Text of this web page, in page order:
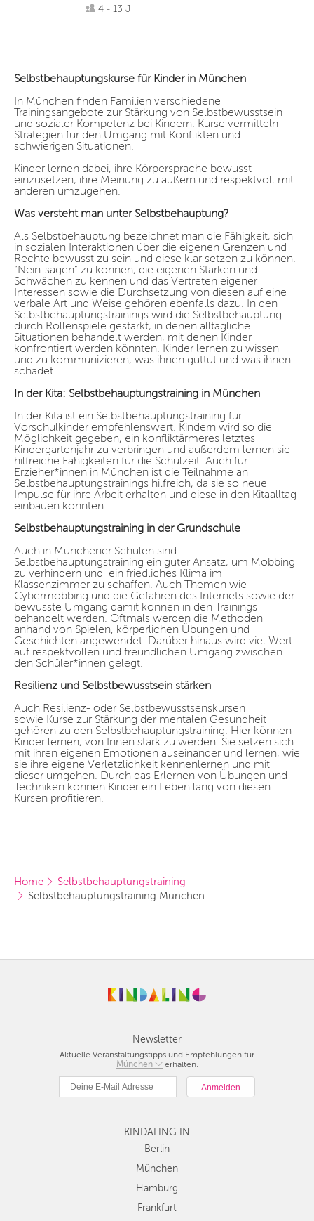
4 - 13 J
Selbstbehauptungskurse für Kinder in München
In München finden Familien verschiedene
Trainingsangebote zur Stärkung von Selbstbewusstsein
und sozialer Kompetenz bei Kindern. Kurse vermitteln
Strategien für den Umgang mit Konflikten und
schwierigen Situationen.
Kinder lernen dabei, ihre Körpersprache bewusst
einzusetzen, ihre Meinung zu äußern und respektvoll mit
anderen umzugehen.
Was versteht man unter Selbstbehauptung?
Als Selbstbehauptung bezeichnet man die Fähigkeit, sich
in sozialen Interaktionen über die eigenen Grenzen und
Rechte bewusst zu sein und diese klar setzen zu können.
“Nein-sagen” zu können, die eigenen Stärken und
Schwächen zu kennen und das Vertreten eigener
Interessen sowie die Durchsetzung von diesen auf eine
verbale Art und Weise gehören ebenfalls dazu. In den
Selbstbehauptungstrainings wird die Selbstbehauptung
durch Rollenspiele gestärkt, in denen alltägliche
Situationen behandelt werden, mit denen Kinder
konfrontiert werden könnten. Kinder lernen zu wissen
und zu kommunizieren, was ihnen guttut und was ihnen
schadet.
In der Kita: Selbstbehauptungstraining in München
In der Kita ist ein Selbstbehauptungstraining für
Vorschulkinder empfehlenswert. Kindern wird so die
Möglichkeit gegeben, ein konfliktärmeres letztes
Kindergartenjahr zu verbringen und außerdem lernen sie
hilfreiche Fähigkeiten für die Schulzeit. Auch für
Erzieher*innen in München ist die Teilnahme an
Selbstbehauptungstrainings hilfreich, da sie so neue
Impulse für ihre Arbeit erhalten und diese in den Kitaalltag
einbauen könnten.
Selbstbehauptungstraining in der Grundschule
Auch in Münchener Schulen sind
Selbstbehauptungstraining ein guter Ansatz, um Mobbing
zu verhindern und ein friedliches Klima im
Klassenzimmer zu schaffen. Auch Themen wie
Cybermobbing und die Gefahren des Internets sowie der
bewusste Umgang damit können in den Trainings
behandelt werden. Oftmals werden die Methoden
anhand von Spielen, körperlichen Übungen und
Geschichten angewendet. Darüber hinaus wird viel Wert
auf respektvollen und freundlichen Umgang zwischen
den Schüler*innen gelegt.
Resilienz und Selbstbewusstsein stärken
Auch Resilienz- oder Selbstbewusstsenskursen
sowie Kurse zur Stärkung der mentalen Gesundheit
gehören zu den Selbstbehauptungstraining. Hier können
Kinder lernen, von Innen stark zu werden. Sie setzen sich
mit ihren eigenen Emotionen auseinander und lernen, wie
sie ihre eigene Verletzlichkeit kennenlernen und mit
dieser umgehen. Durch das Erlernen von Übungen und
Techniken können Kinder ein Leben lang von diesen
Kursen profitieren.
Home
Selbstbehauptungstraining
Selbstbehauptungstraining München
Newsletter
Aktuelle Veranstaltungstipps und Empfehlungen für
München
Berlin
Hamburg
Köln
Düsseldorf
Stuttgart
erhalten.
KINDALING IN
Berlin
München
Hamburg
Frankfurt